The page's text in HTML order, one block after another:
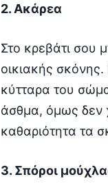
2. Ακάρεα
Στο κρεβάτι σου
οικιακής
κύτταρα του
άσθμα, όμως δεν
καθαριότητα τα
3. Σπόροι